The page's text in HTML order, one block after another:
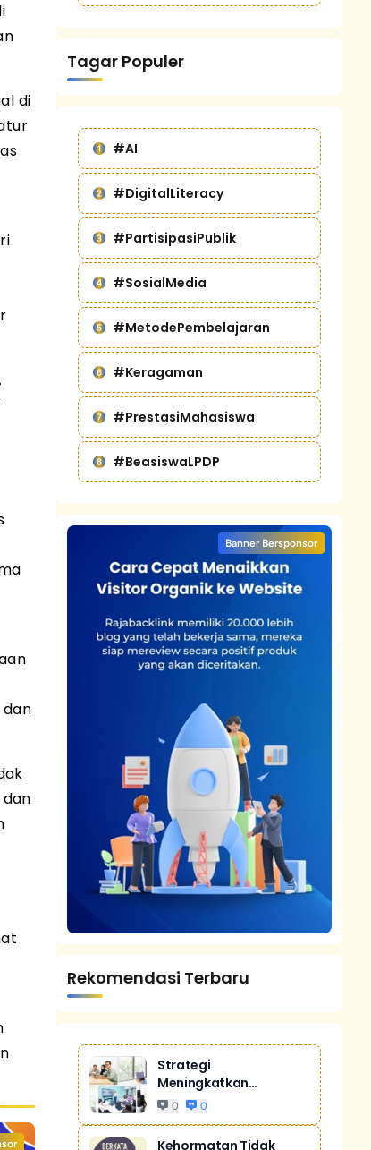
di
Tagar Populer
#AI
#DigitalLiteracy
#PartisipasiPublik
#SosialMedia
#MetodePembelajaran
#Keragaman
#PrestasiMahasiswa
#BeasiswaLPDP
Banner Bersponsor
Rekomendasi Terbaru
Strategi
Meningkatkan
Penjualan Melalui
0 0
Kehormatan Tidak